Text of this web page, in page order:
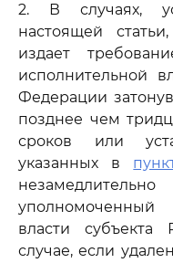
2. В случаях,
настоящей
издает
исполнительной
Федерации
позднее чем
сроков или
указанных в
власти субъекта
случае, если